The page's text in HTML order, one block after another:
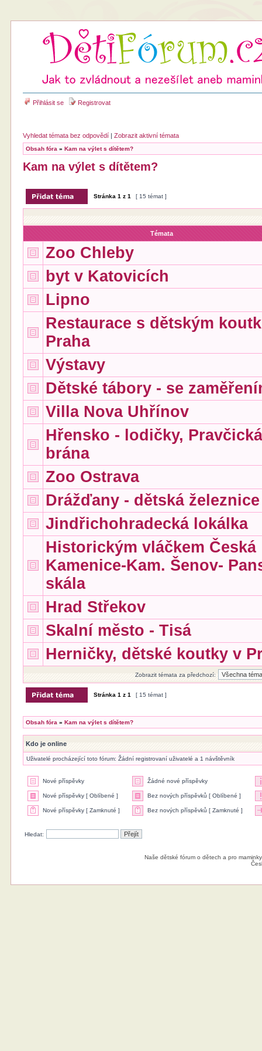
Přihlásit se Registrovat
Vyhledat témata bez odpovědí |Zobrazit aktivní témata
Obsah fóra »Kam na výlet s dítětem?
Kam na výlet s dítětem?
Stránka1 z1 [ 15 témat ]
Témata
Zoo Chleby
byt v Katovicích
Lipno
Restaurace s dětským
Praha
Výstavy
Dětské tábory - se
Villa Nova Uhřínov
Hřensko - lodičky,
brána
Zoo Ostrava
Drážďany - dětská železnice
Jindřichohradecká lokálka
Historickým vláčkem Česká
Kamenice-Kam. Šenov-
skála
Hrad Střekov
Skalní město - Tisá
Herničky, dětské koutky v
Zobrazit témata za předchozí:
Stránka1 z1 [ 15 témat ]
Obsah fóra »Kam na výlet s dítětem?
Kdo je online
Uživatelé procházející toto fórum: Žádní registrovaní uživatelé a 1 návštěvník
Nové příspěvky Žádné nové příspěvky
Nové příspěvky [ Oblíbené ] Bez nových příspěvků [ Oblíbené ]
Nové příspěvky [ Zamknuté ] Bez nových příspěvků [ Zamknuté ]
Hledat:
Naše dětské fórum o dětech a pro